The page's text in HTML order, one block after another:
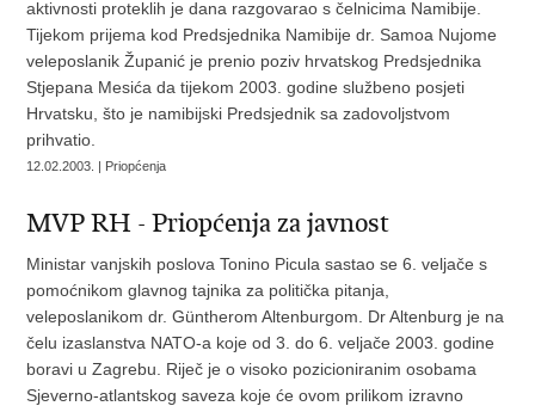
aktivnosti proteklih je dana razgovarao s čelnicima Namibije.
Tijekom prijema kod Predsjednika Namibije dr. Samoa Nujome
veleposlanik Županić je prenio poziv hrvatskog Predsjednika
Stjepana Mesića da tijekom 2003. godine službeno posjeti
Hrvatsku, što je namibijski Predsjednik sa zadovoljstvom
prihvatio.
12.02.2003. | Priopćenja
MVP RH - Priopćenja za javnost
Ministar vanjskih poslova Tonino Picula sastao se 6. veljače s
pomoćnikom glavnog tajnika za politička pitanja,
veleposlanikom dr. Güntherom Altenburgom. Dr Altenburg je na
čelu izaslanstva NATO-a koje od 3. do 6. veljače 2003. godine
boravi u Zagrebu. Riječ je o visoko pozicioniranim osobama
Sjeverno-atlantskog saveza koje će ovom prilikom izravno